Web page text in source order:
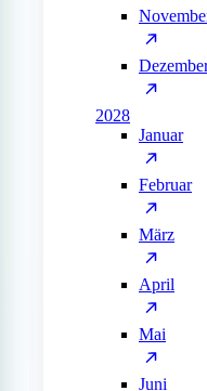
2028
Januar
Februar
März
April
Mai
Juni